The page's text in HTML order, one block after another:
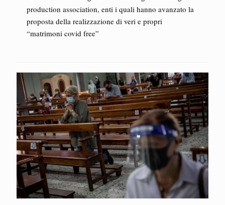
production association, enti i quali hanno avanzato la
proposta della realizzazione di veri e propri
“matrimoni covid free”